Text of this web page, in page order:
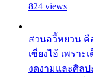
824 views
สวนอวี้หยวน
เซี่ยงไฮ้ เพรา
งดงามและศิล